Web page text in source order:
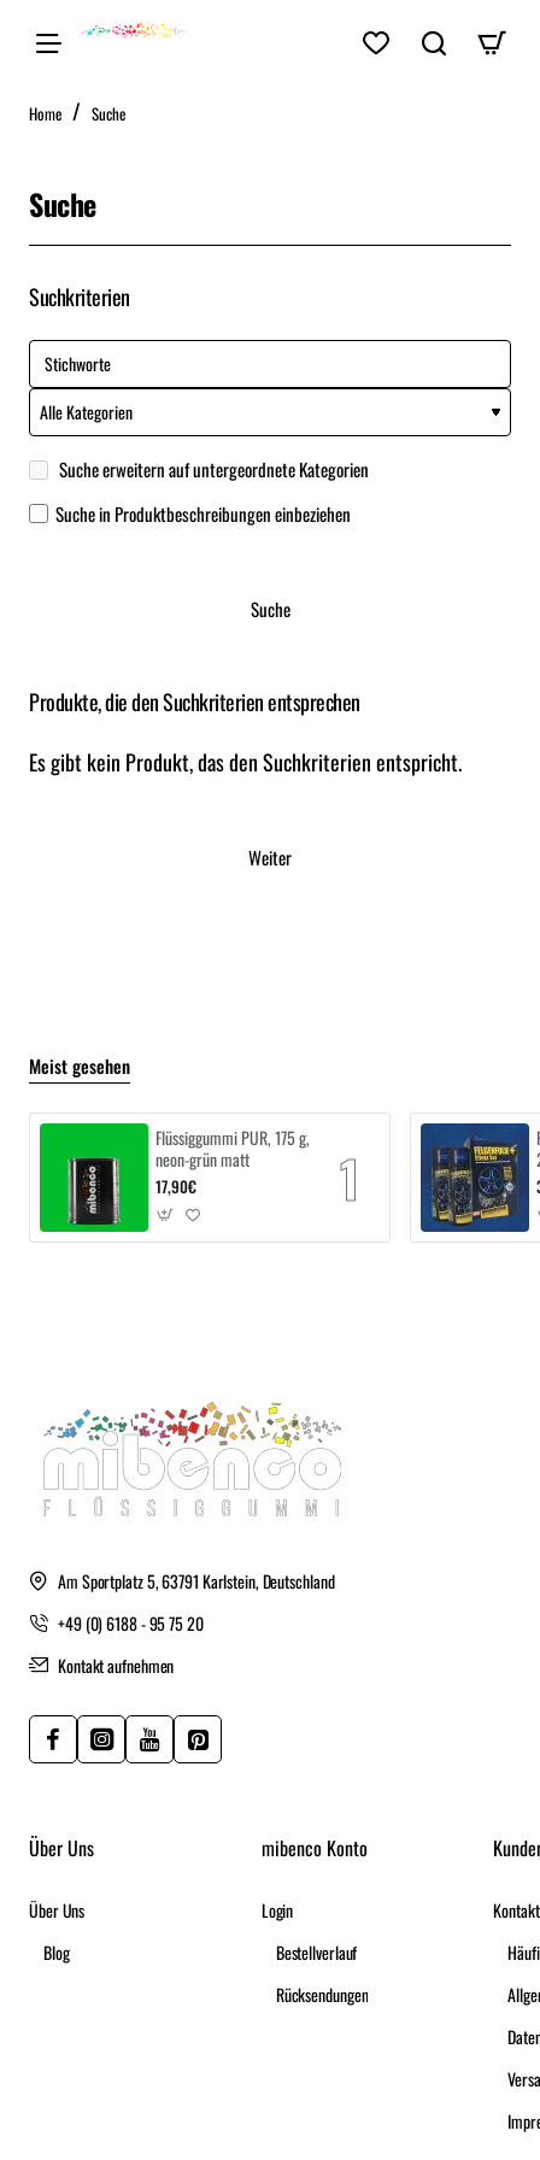
Home home Suche
Suche
Suchkriterien
Suche erweitern auf untergeordnete Kategorien
Suche in Produktbeschreibungen einbeziehen
Suche
Produkte, die den Suchkriterien entsprechen
Es gibt kein Produkt, das den Suchkriterien entspricht.
Weiter
Meist gesehen
Flüssiggummi PUR, 175 g,
neon-grün matt
17,90€
Am Sportplatz 5, 63791 Karlstein, Deutschland
+49 (0) 6188 - 95 75 20
Kontakt aufnehmen
Über Uns
Über Uns
Blog
mibenco Konto
Login
Bestellverlauf
Rücksendungen
Kontakt